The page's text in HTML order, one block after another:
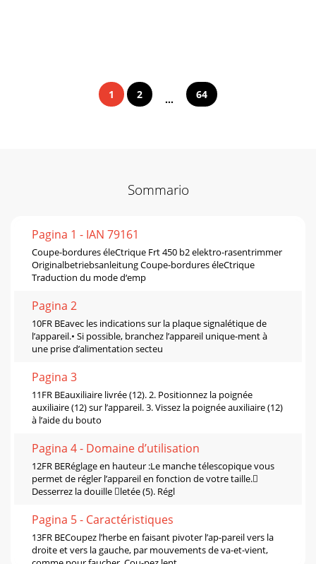
1 2 ... 64
Sommario
Pagina 1 - IAN 79161
Coupe-bordures éleCtrique Frt 450 b2 elektro-rasentrimmer
Originalbetriebsanleitung Coupe-bordures éleCtrique
Traduction du mode d‘emp
Pagina 2
10FR BEavec les indications sur la plaque signalétique de
l’appareil.• Si possible, branchez l’appareil unique-ment à
une prise d’alimentation secteu
Pagina 3
11FR BEauxiliaire livrée (12). 2. Positionnez la poignée
auxiliaire (12) sur l’appareil. 3. Vissez la poignée auxiliaire (12)
à l’aide du bouto
Pagina 4 - Domaine d’utilisation
12FR BERéglage en hauteur :Le manche télescopique vous
permet de régler l’appareil en fonction de votre taille.
Desserrez la douille letée (5). Régl
Pagina 5 - Caractéristiques
13FR BECoupez l’herbe en faisant pivoter l’ap-pareil vers la
droite et vers la gauche, par mouvements de va-et-vient,